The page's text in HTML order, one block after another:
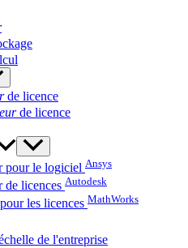
de licence
de licence
pour le logiciel Ansys
de licences Autodesk
les licences MathWorks
de l'entreprise